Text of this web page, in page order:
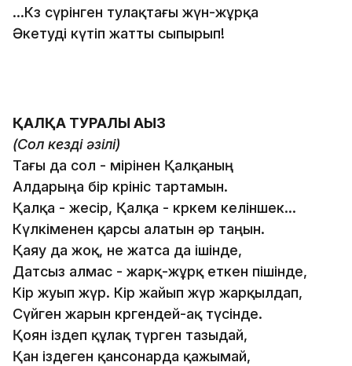
…Көз сүрінген тулақтағы жүн-жұрқа
Әкетуді күтіп жатты сыпырып!
ҚАЛҚА ТУРАЛЫ АҢЫЗ
(Сол кездің әзілі)
Тағы да сол - өмірінен Қалқаның
Алдарыңа бір көрініс тартамын.
Қалқа - жесір, Қалқа - көркем келіншек...
Күлкіменен қарсы алатын әр таңын.
Қаяу да жоқ, не жатса да ішінде,
Датсыз алмас - жарқ-жұрқ еткен пішінде,
Кір жуып жүр. Кір жайып жүр жарқылдап,
Сүйген жарын көргендей-ақ түсінде.
Қоян іздеп құлақ түрген тазыдай,
Қан іздеген қансонарда қажымай,